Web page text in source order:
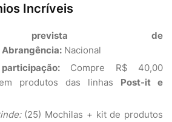
Incríveis
prevista de
Abrangência: Nacional
Compre R$ 40,00
produtos das linhas Post-it e
(25) Mochilas + kit de produtos